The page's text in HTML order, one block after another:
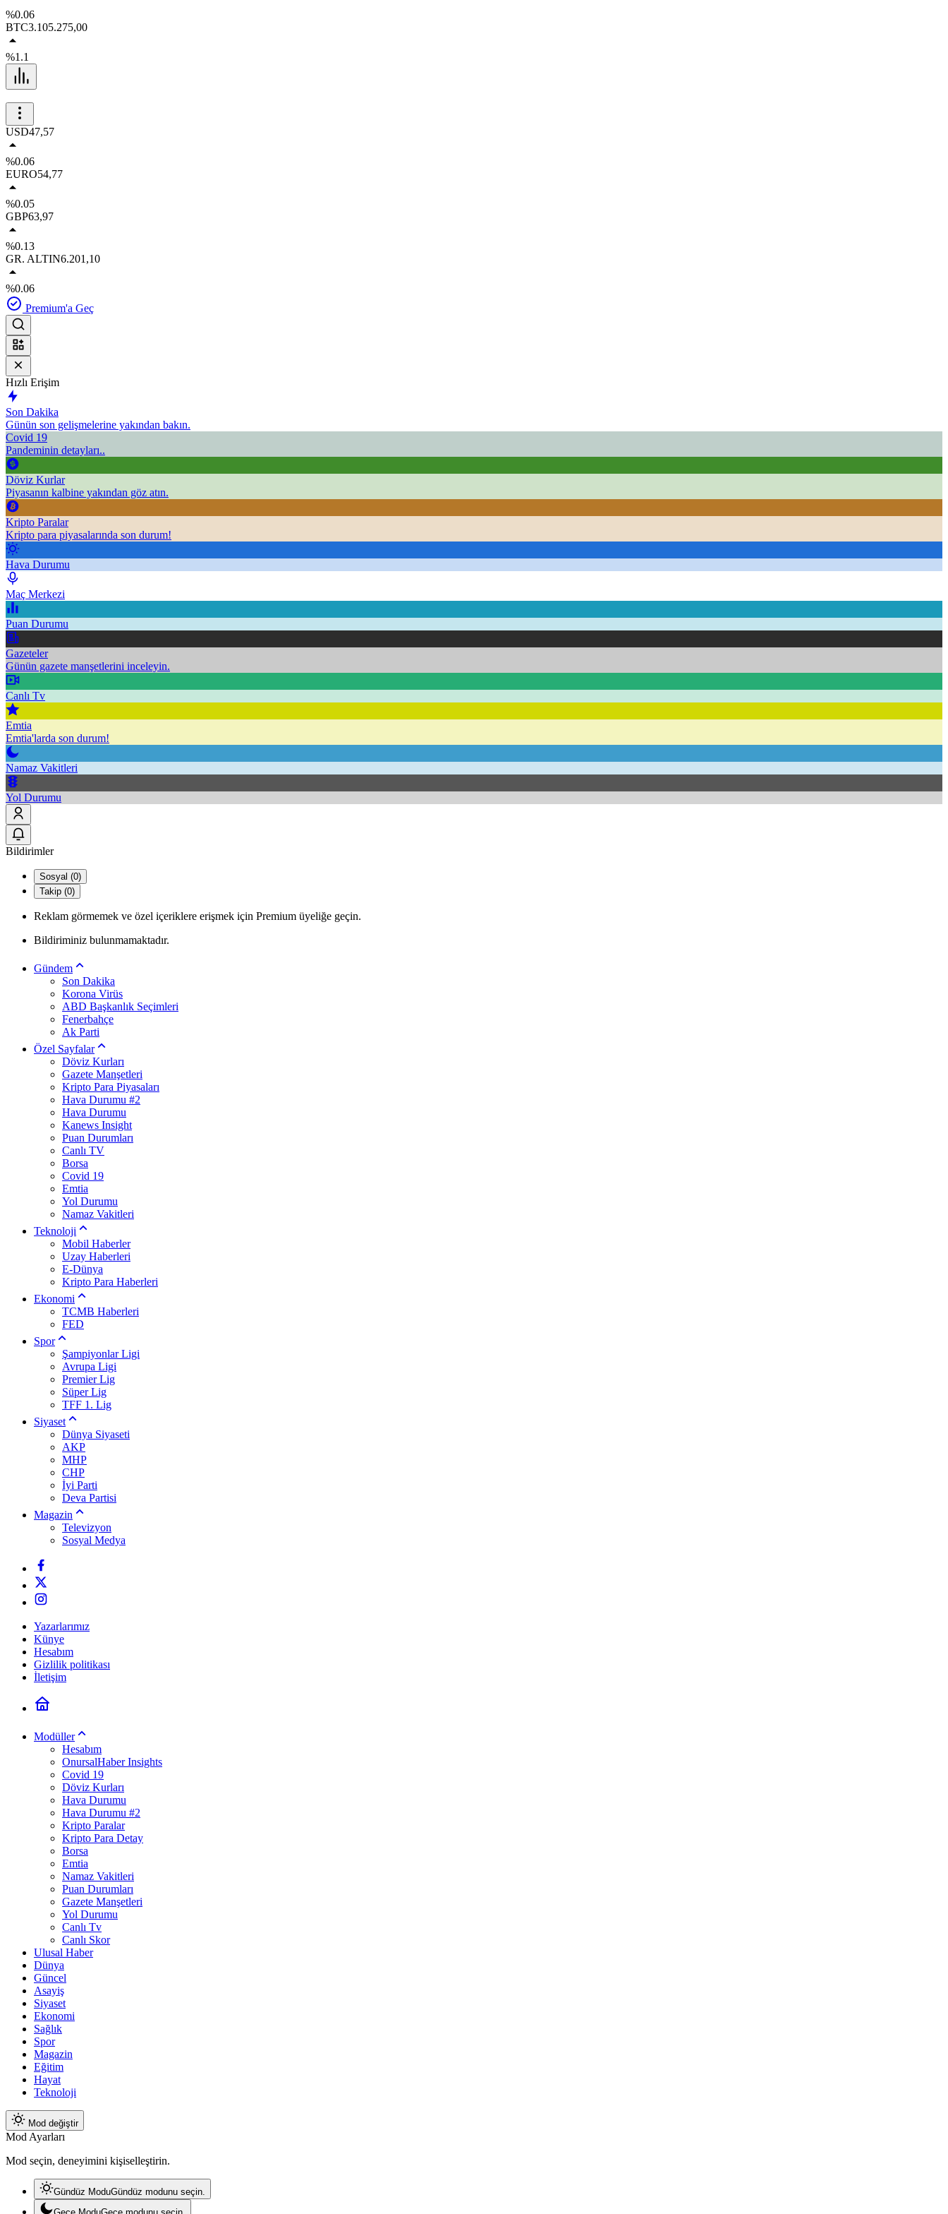
%0.06
BTC3.105.275,00
%1.1
USD47,57
%0.06
EURO54,77
%0.05
GBP63,97
%0.13
GR. ALTIN6.201,10
%0.06
Premium'a Geç
Hızlı Erişim
Son Dakika
Günün son gelişmelerine yakından bakın.
Covid 19
Pandeminin detayları..
Döviz Kurlar
Piyasanın kalbine yakından göz atın.
Kripto Paralar
Kripto para piyasalarında son durum!
Hava Durumu
Maç Merkezi
Puan Durumu
Gazeteler
Günün gazete manşetlerini inceleyin.
Canlı Tv
Emtia
Emtia'larda son durum!
Namaz Vakitleri
Yol Durumu
Bildirimler
Sosyal (0)
Takip (0)
Reklam görmemek ve özel içeriklere erişmek için Premium üyeliğe geçin.
Bildiriminiz bulunmamaktadır.
Gündem
Son Dakika
Korona Virüs
ABD Başkanlık Seçimleri
Fenerbahçe
Ak Parti
Özel Sayfalar
Döviz Kurları
Gazete Manşetleri
Kripto Para Piyasaları
Hava Durumu #2
Hava Durumu
Kanews Insight
Puan Durumları
Canlı TV
Borsa
Covid 19
Emtia
Yol Durumu
Namaz Vakitleri
Teknoloji
Mobil Haberler
Uzay Haberleri
E-Dünya
Kripto Para Haberleri
Ekonomi
TCMB Haberleri
FED
Spor
Şampiyonlar Ligi
Avrupa Ligi
Premier Lig
Süper Lig
TFF 1. Lig
Siyaset
Dünya Siyaseti
AKP
MHP
CHP
İyi Parti
Deva Partisi
Magazin
Televizyon
Sosyal Medya
Yazarlarımız
Künye
Hesabım
Gizlilik politikası
İletişim
Modüller
Hesabım
OnursalHaber Insights
Covid 19
Döviz Kurları
Hava Durumu
Hava Durumu #2
Kripto Paralar
Kripto Para Detay
Borsa
Emtia
Namaz Vakitleri
Puan Durumları
Gazete Manşetleri
Yol Durumu
Canlı Tv
Canlı Skor
Ulusal Haber
Dünya
Güncel
Asayiş
Siyaset
Ekonomi
Sağlık
Spor
Magazin
Eğitim
Hayat
Teknoloji
Mod değiştir
Mod Ayarları
Mod seçin, deneyimini kişiselleştirin.
Gündüz ModuGündüz modunu seçin.